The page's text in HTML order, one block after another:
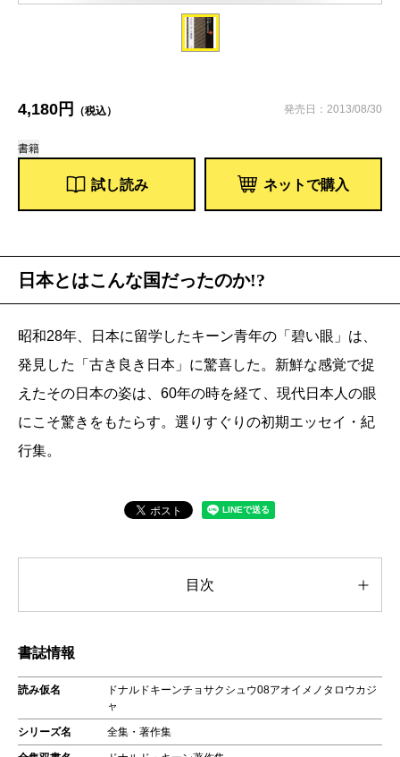
4,180円 （税込） 発売日：2013/08/30
書籍
試し読み ネットで購入
日本とはこんな国だったのか!?
昭和28年、日本に留学したキーン青年の「碧い眼」は、
発見した「古き良き日本」に驚喜した。新鮮な感覚で捉
えたその日本の姿は、60年の時を経て、現代日本人の眼
にこそ驚きをもたらす。選りすぐりの初期エッセイ・紀
行集。
目次
書誌情報
読み仮名
ドナルドキーンチョサクシュウ08アオイメノタロウカジ
ャ
シリーズ名 全集・著作集